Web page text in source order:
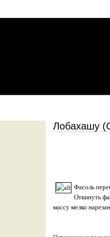
Лобахашу
Фасоль
Откинуть
массу мелко